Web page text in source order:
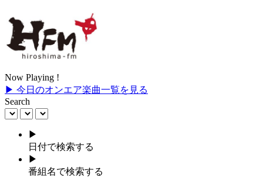
Now Playing !
▶ 今日のオンエア楽曲一覧を見る
Search
▶
日付で検索する
▶
番組名で検索する